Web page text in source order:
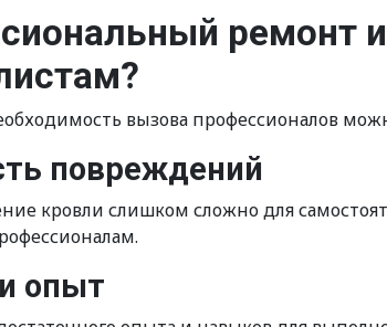
ремонт
вызова профессионалов
повреждений
кровли слишком сложно для
опыт